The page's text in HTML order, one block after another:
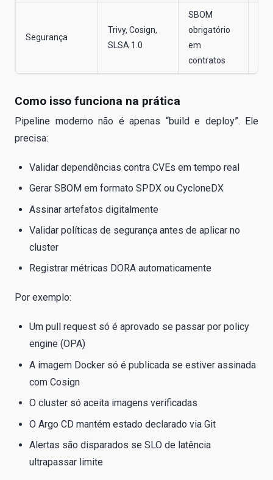
Segurança
Trivy, Cosign,
SLSA 1.0
SBOM
obrigatório
em
contratos
Como isso funciona na prática
Pipeline moderno não é apenas “build e deploy”. Ele
precisa:
Validar dependências contra CVEs em tempo real
Gerar SBOM em formato SPDX ou CycloneDX
Assinar artefatos digitalmente
Validar políticas de segurança antes de aplicar no
cluster
Registrar métricas DORA automaticamente
Por exemplo:
Um pull request só é aprovado se passar por policy
engine (OPA)
A imagem Docker só é publicada se estiver assinada
com Cosign
O cluster só aceita imagens verificadas
O Argo CD mantém estado declarado via Git
Alertas são disparados se SLO de latência
ultrapassar limite